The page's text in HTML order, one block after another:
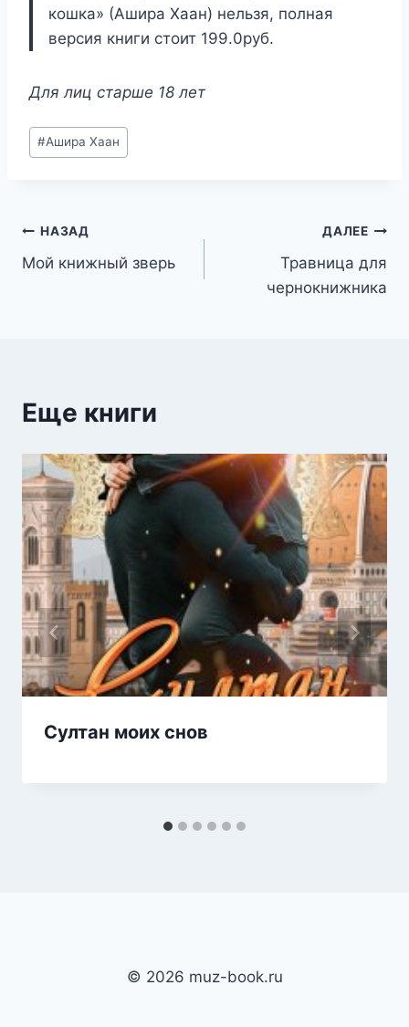
кошка» (Ашира Хаан) нельзя, полная
версия книги стоит 199.0руб.
Для лиц старше 18 лет
Метки
записи:
#Ашира Хаан
Навигация
по
НАЗАД
Мой книжный зверь
ДАЛЕЕ
Травница для
чернокнижника
Еще книги
Султан моих снов
© 2026 muz-book.ru